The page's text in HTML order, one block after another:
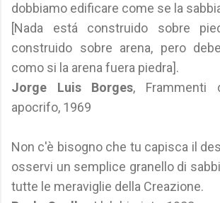
dobbiamo edificare come se la
[Nada está construido sobre
construido sobre arena, pero
como si la arena fuera piedra].
Jorge Luis Borges, Frammenti
apocrifo, 1969
Non c'è bisogno che tu capisca il
osservi un semplice granello di
tutte le meraviglie della Creazione.